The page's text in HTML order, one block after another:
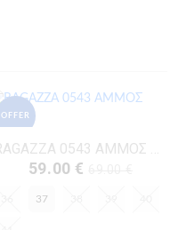
OFFER
RAGAZZA 0543 ΑΜΜΟΣ ΔΕΡΜΑ
59.00 €
37